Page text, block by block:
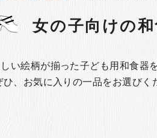
女の子向けの
い絵柄が揃った子ども用和食
、お気に入りの一品をお選びく